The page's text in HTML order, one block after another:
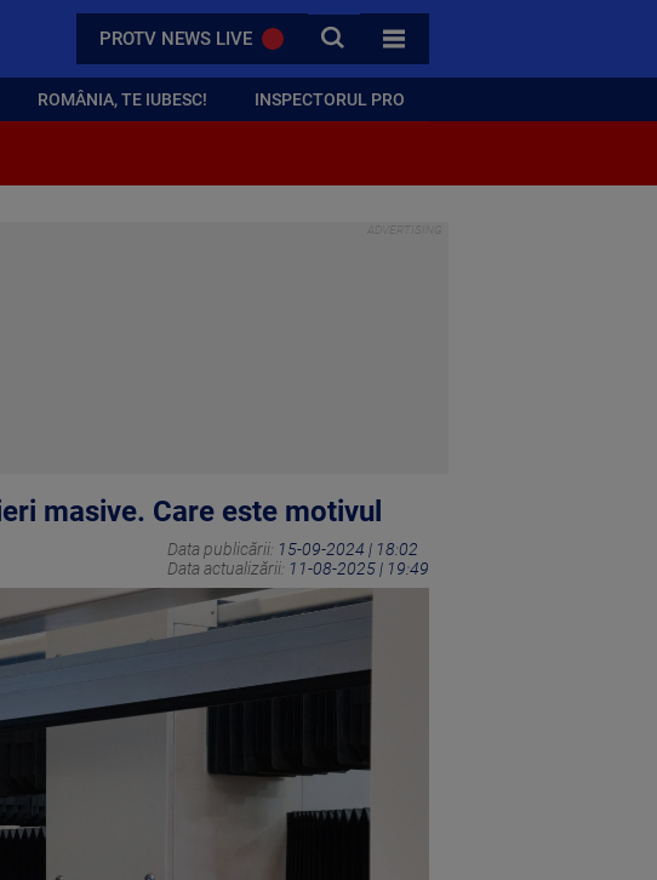
PROTV NEWS LIVE CAUTA
TOATE CATEGORIILE
ROMÂNIA, TE IUBESC! INSPECTORUL PRO
masive. Care este motivul
Data publicării: 15-09-2024 | 18:02
Data actualizării: 11-08-2025 | 19:49